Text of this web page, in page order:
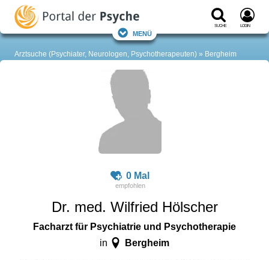
Suche Login
Menü
Arztsuche (Psychiater, Neurologen, Psychotherapeuten) Bergheim
0 Mal
Dr. med. Wilfried Hölscher
Facharzt für Psychiatrie und Psychotherapie
in Bergheim